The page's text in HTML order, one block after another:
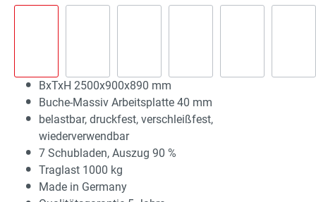
BxTxH 2500x900x890 mm
Buche-Massiv Arbeitsplatte 40 mm
belastbar, druckfest, verschleißfest,
wiederverwendbar
7 Schubladen, Auszug 90 %
Traglast 1000 kg
Made in Germany